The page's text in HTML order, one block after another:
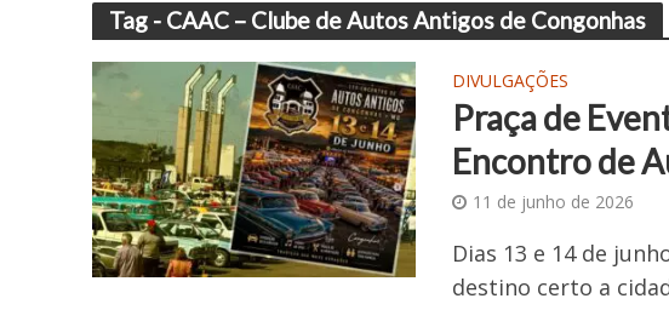
Tag - CAAC – Clube de Autos Antigos de Congonhas
DIVULGAÇÕES
Praça de
Encontro de
11 de junho de 2026
Dias 13 e 14 de
destino certo a